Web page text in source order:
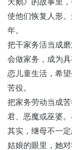
使他们恢复人形
年。
把干家务活当成
会做家务，成为
恋儿童生活，希
苦役。
把家务劳动当成
君、恶魔或巫婆
其实，继母不一
姑娘的眼里，她